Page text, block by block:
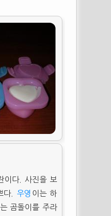
이다. 사진을 보
다.
우영 이는 하
는 곰돌이를 주라